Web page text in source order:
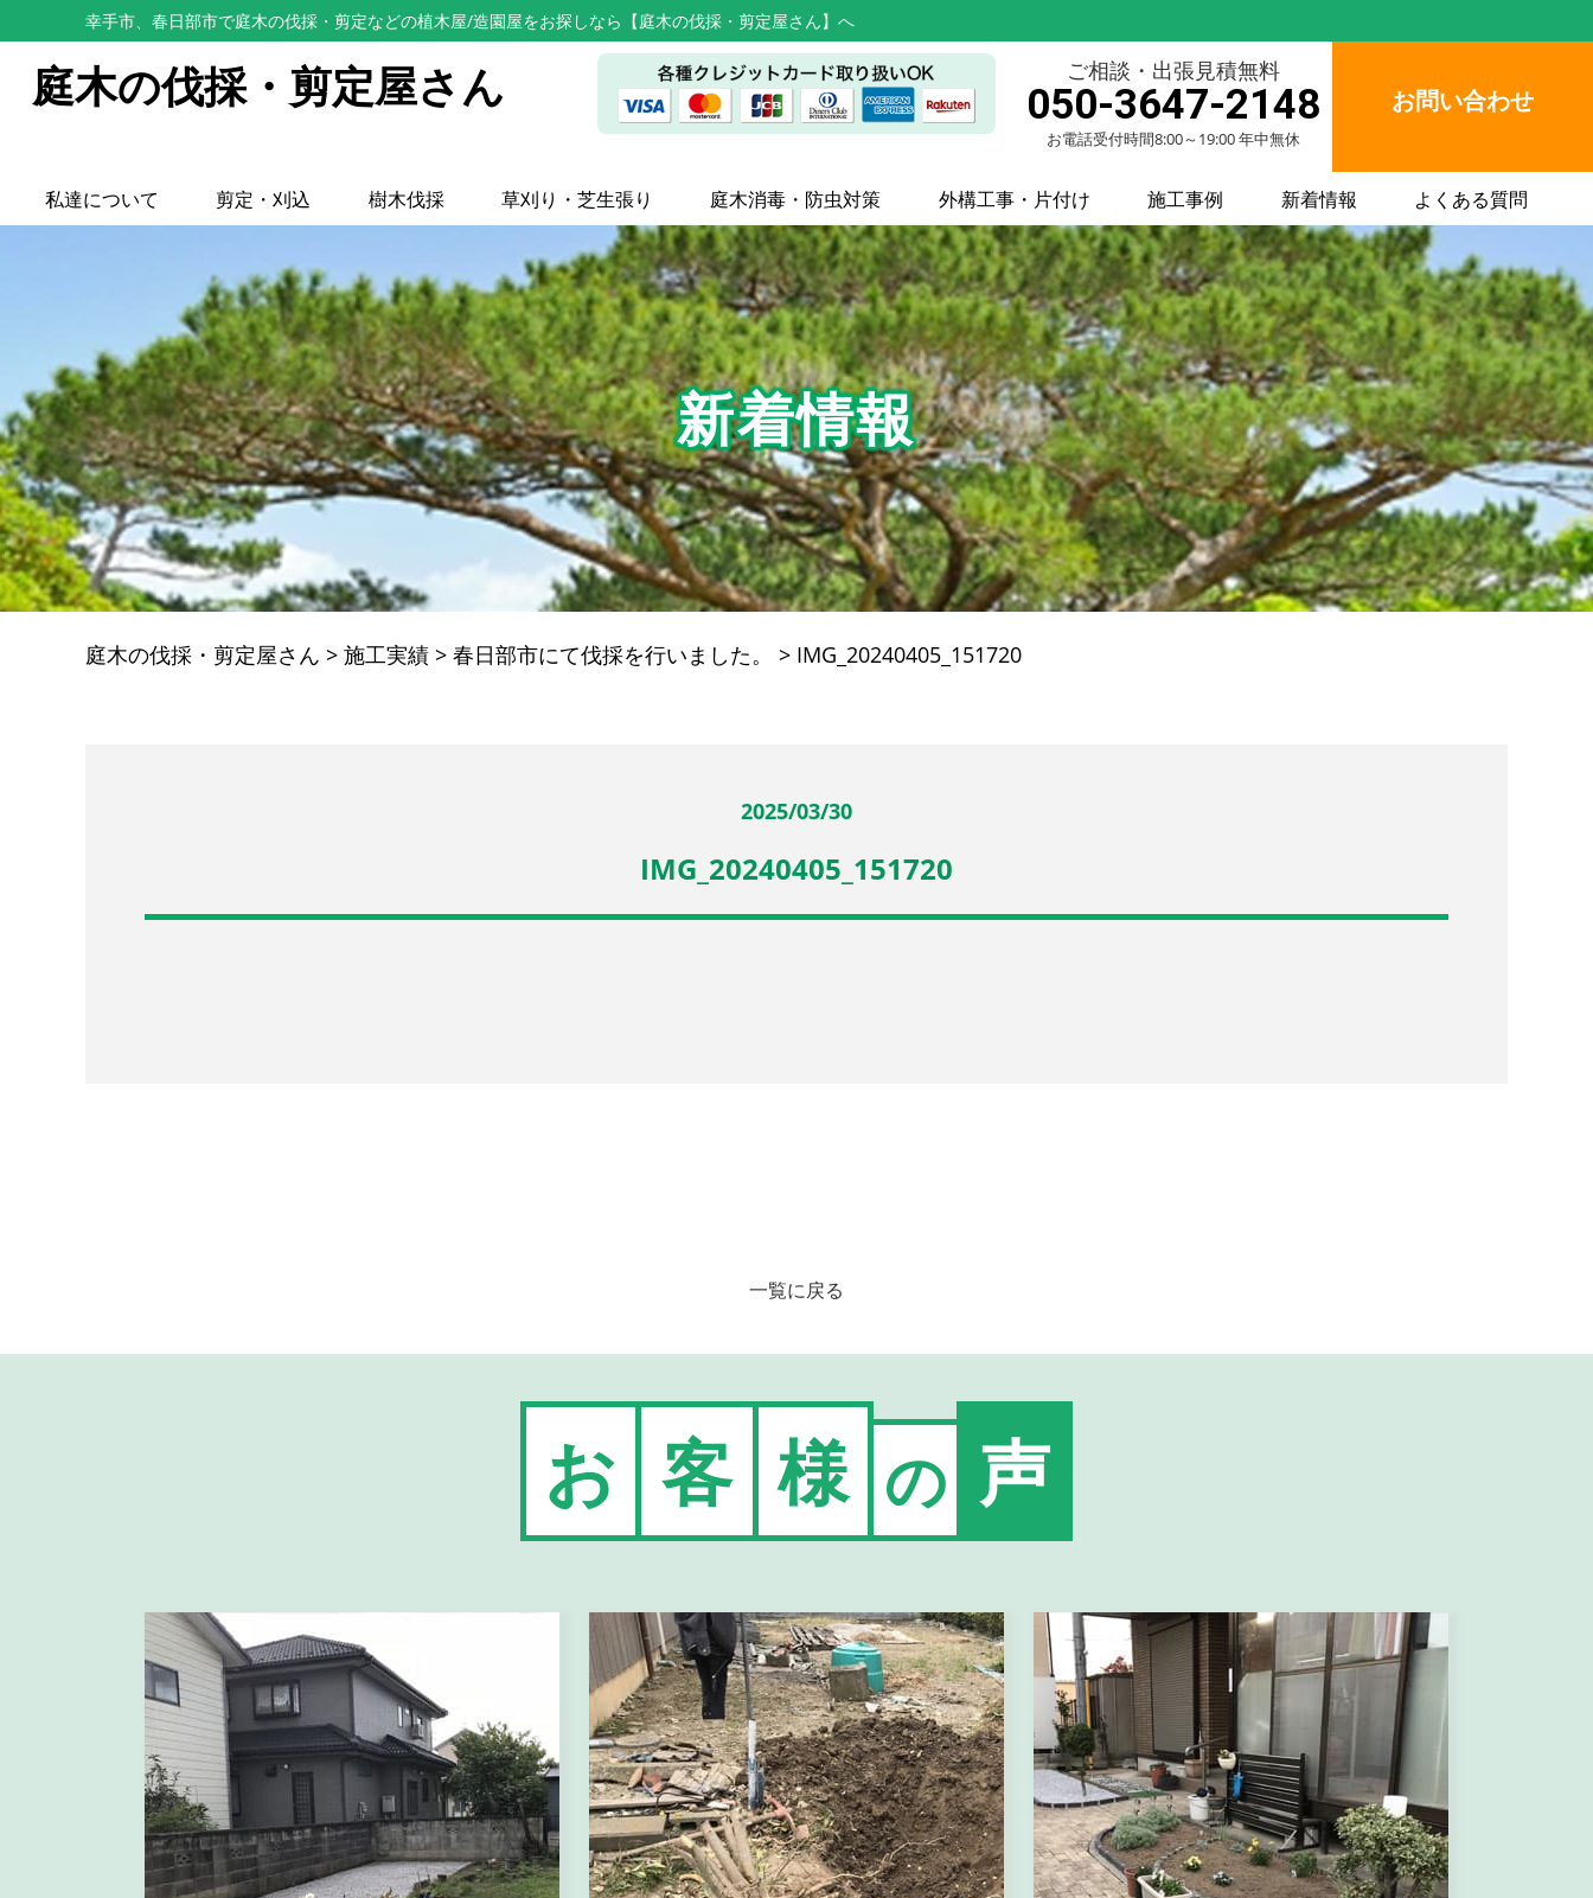
幸手市、春日部市で庭木の伐採・剪定などの植木屋/造園屋をお探しなら【庭木の伐採・剪定屋さん】へ
庭木の伐採・剪定屋さん ご相談・出張見積無料
050-3647-2148
お電話受付時間8:00～19:00 年中無休
お問い合わせ
私達について 剪定・刈込 樹木伐採 草刈り・芝生張り 庭木消毒・防虫対策 外構工事・片付け 施工事例 新着情報 よくある質問
新着情報
庭木の伐採・剪定屋さん > 施工実績 > 春日部市にて伐採を行いました。 > IMG_20240405_151720
2025/03/30
IMG_20240405_151720
一覧に戻る
お 客 様 の 声